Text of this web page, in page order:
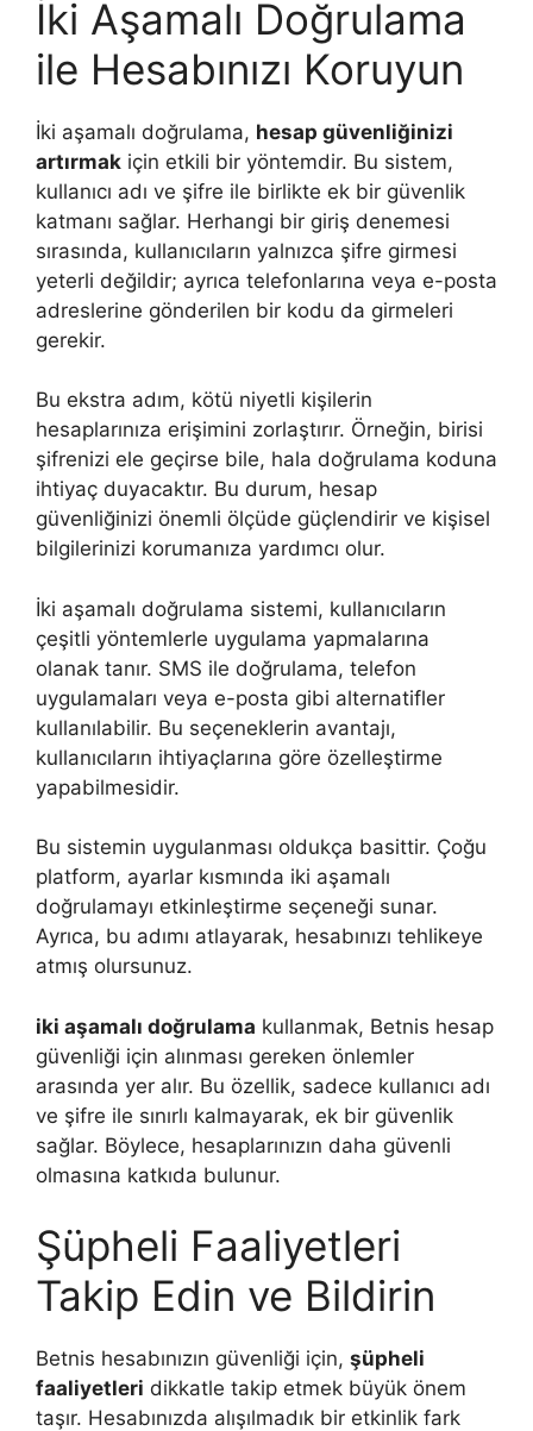
İki Aşamalı Doğrulama
ile Hesabınızı Koruyun
İki aşamalı doğrulama, hesap güvenliğinizi
artırmak için etkili bir yöntemdir. Bu sistem,
kullanıcı adı ve şifre ile birlikte ek bir güvenlik
katmanı sağlar. Herhangi bir giriş denemesi
sırasında, kullanıcıların yalnızca şifre girmesi
yeterli değildir; ayrıca telefonlarına veya e-posta
adreslerine gönderilen bir kodu da girmeleri
gerekir.
Bu ekstra adım, kötü niyetli kişilerin
hesaplarınıza erişimini zorlaştırır. Örneğin, birisi
şifrenizi ele geçirse bile, hala doğrulama koduna
ihtiyaç duyacaktır. Bu durum, hesap
güvenliğinizi önemli ölçüde güçlendirir ve kişisel
bilgilerinizi korumanıza yardımcı olur.
İki aşamalı doğrulama sistemi, kullanıcıların
çeşitli yöntemlerle uygulama yapmalarına
olanak tanır. SMS ile doğrulama, telefon
uygulamaları veya e-posta gibi alternatifler
kullanılabilir. Bu seçeneklerin avantajı,
kullanıcıların ihtiyaçlarına göre özelleştirme
yapabilmesidir.
Bu sistemin uygulanması oldukça basittir. Çoğu
platform, ayarlar kısmında iki aşamalı
doğrulamayı etkinleştirme seçeneği sunar.
Ayrıca, bu adımı atlayarak, hesabınızı tehlikeye
atmış olursunuz.
iki aşamalı doğrulama kullanmak, Betnis hesap
güvenliği için alınması gereken önlemler
arasında yer alır. Bu özellik, sadece kullanıcı adı
ve şifre ile sınırlı kalmayarak, ek bir güvenlik
sağlar. Böylece, hesaplarınızın daha güvenli
olmasına katkıda bulunur.
Şüpheli Faaliyetleri
Takip Edin ve Bildirin
Betnis hesabınızın güvenliği için, şüpheli
faaliyetleri dikkatle takip etmek büyük önem
taşır. Hesabınızda alışılmadık bir etkinlik fark